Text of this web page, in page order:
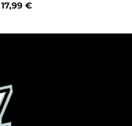
17,99 €